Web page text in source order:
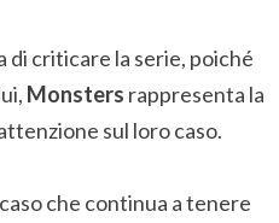
criticare la serie, poiché
Monsters rappresenta la
sul loro caso.
che continua a tenere